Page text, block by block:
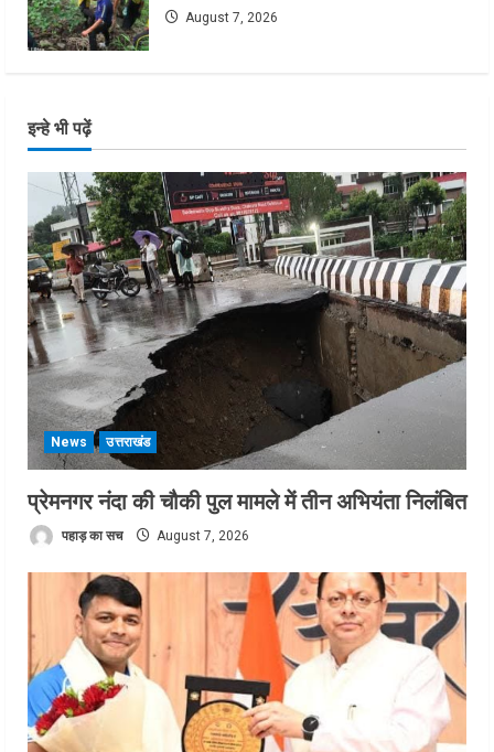
August 7, 2026
इन्हे भी पढ़ें
News उत्तराखंड
प्रेमनगर नंदा की चौकी पुल मामले में तीन अभियंता निलंबित
पहाड़ का सच August 7, 2026